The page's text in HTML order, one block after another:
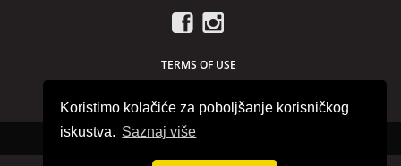
Koristimo kolačiće za poboljšanje korisničkog
iskustva. Saznaj više
TERMS OF USE
Copyright © 2026 beogradnocu.com